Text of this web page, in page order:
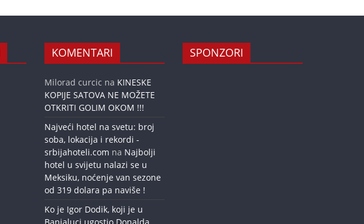
KOMENTARI
Milorad curcic na KINESKE
KOPIJE SATOVA NE MOŽETE
OTKRITI GOLIM OKOM !!!
Najveći hotel na svetu: broj
soba, lokacija i rekordi -
srbijahoteli.com na Najbolji
hotel u svijetu nalazi se u
Meksiku, noćenje van sezone
od 319 dolara pa naviše !
Ko je Igor Dodik, koji je u
Banjaluci ugostio Donalda
SPONZORI